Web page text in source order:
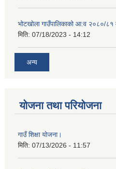
भोटखोला गाउँपालिकाको आ:व २०८०/८१
मिति: 07/18/2023 - 14:12
अन्य
योजना तथा परियोजना
गाउँ शिक्षा योजना।
मिति: 07/13/2026 - 11:57